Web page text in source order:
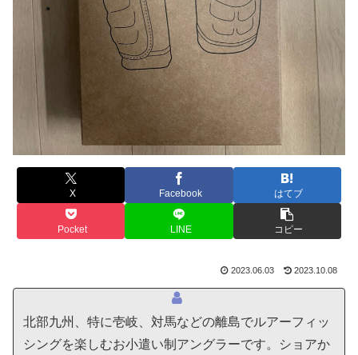
X Facebook はてブ
Pocket LINE コピー
2023.06.03 2023.10.08
北部九州、特に壱岐、対馬などの離島でルアーフィッ
シングを楽しむお小遣い制アングラーです。ショアか